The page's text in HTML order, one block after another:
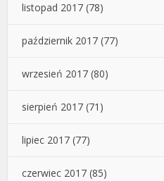
listopad 2017 (78)
październik 2017 (77)
wrzesień 2017 (80)
sierpień 2017 (71)
lipiec 2017 (77)
czerwiec 2017 (85)